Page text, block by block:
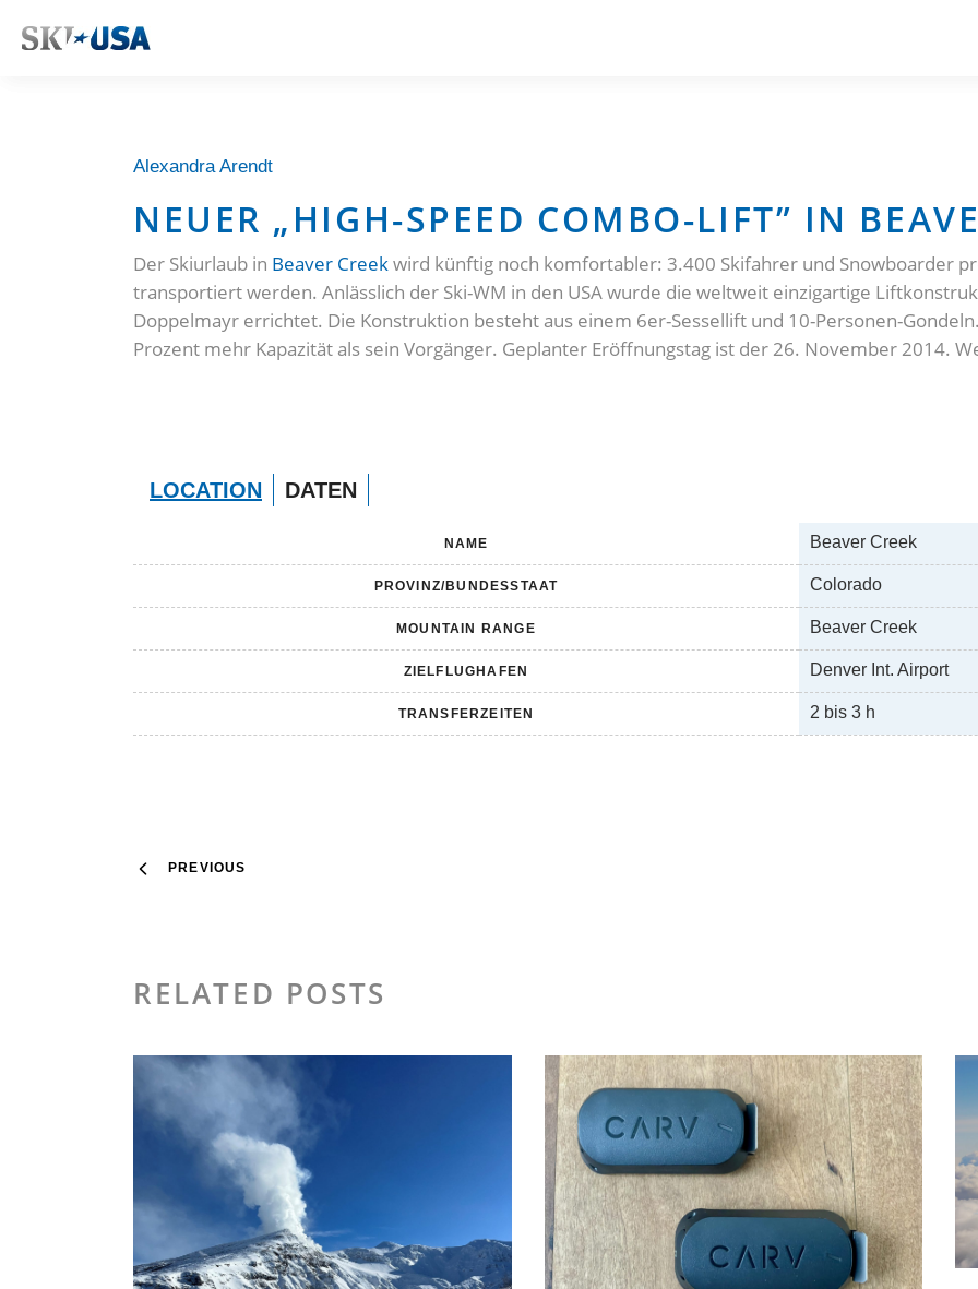
Alexandra Arendt
NEUER „HIGH-SPEED COMBO-LIFT” IN
Der Skiurlaub in Beaver Creekwird künftig noch komfortabler: 3.400 Skifahrer und Snowboarder
transportiert werden. Anlässlich der Ski-WM in den USA wurde die weltweit einzigartige
Doppelmayr errichtet. Die Konstruktion besteht aus einem 6er-Sessellift und 10-Personen-
Prozent mehr Kapazität als sein Vorgänger. Geplanter Eröffnungstag ist der 26. November 2014.
LOCATION DATEN
NAME Beaver Creek
PROVINZ/BUNDESSTAAT Colorado
MOUNTAIN RANGE Beaver Creek
ZIELFLUGHAFEN Denver Int. Airport
TRANSFERZEITEN 2 bis 3 h
PREVIOUS
RELATED POSTS